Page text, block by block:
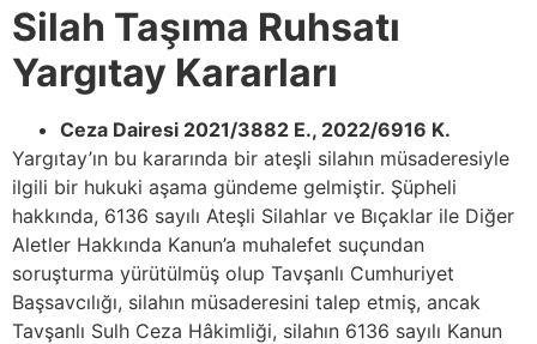
Silah Taşıma Ruhsatı
Yargıtay Kararları
Ceza Dairesi 2021/3882 E., 2022/6916 K.
Yargıtay’ın bu kararında bir ateşli silahın müsaderesiyle
ilgili bir hukuki aşama gündeme gelmiştir. Şüpheli
hakkında, 6136 sayılı Ateşli Silahlar ve Bıçaklar ile Diğer
Aletler Hakkında Kanun’a muhalefet suçundan
soruşturma yürütülmüş olup Tavşanlı Cumhuriyet
Başsavcılığı, silahın müsaderesini talep etmiş, ancak
Tavşanlı Sulh Ceza Hâkimliği, silahın 6136 sayılı Kanun